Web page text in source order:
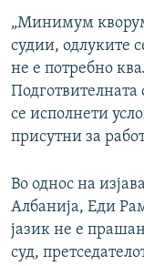
„Минимум кворум
судии, одлуките
не е потребно
се исполнети
присутни за
Во однос на
Албанија, Еди
јазик не е
суд,